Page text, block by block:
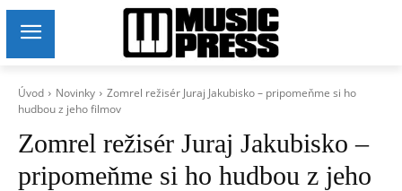
Úvod Novinky
Zomrel režisér Juraj Jakubisko – pripomeňme si ho
hudbou z jeho filmov
Zomrel režisér Juraj Jakubisko –
pripomeňme si ho hudbou z jeho